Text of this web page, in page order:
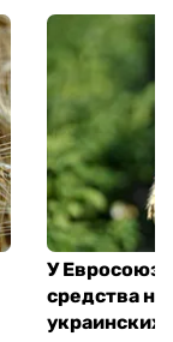
У
средства